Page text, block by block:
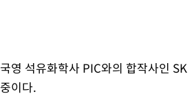
영 석유화학사 PIC와의 합작사인 SK
이다.